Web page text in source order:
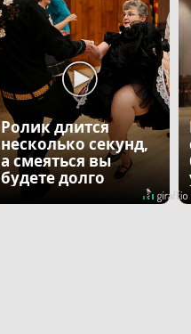
Ролик длится
несколько секунд,
а смеяться вы
будете долго